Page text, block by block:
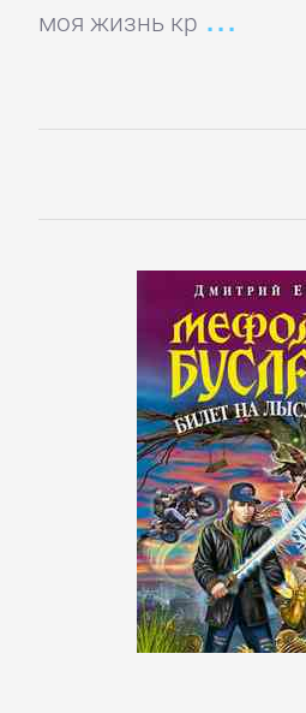
моя жизнь кр
Мифы.
классика
литература
Старинная
литература:
ЛИТЕРАТУРА